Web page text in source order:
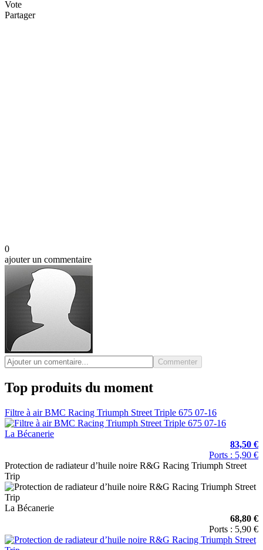
Vote
Partager
0
ajouter un commentaire
Commenter
Top produits du moment
Filtre à air BMC Racing Triumph Street Triple 675 07-16
La Bécanerie
83,50 €
Ports : 5,90 €
Protection de radiateur d’huile noire R&G Racing Triumph Street
Trip
La Bécanerie
68,80 €
Ports : 5,90 €